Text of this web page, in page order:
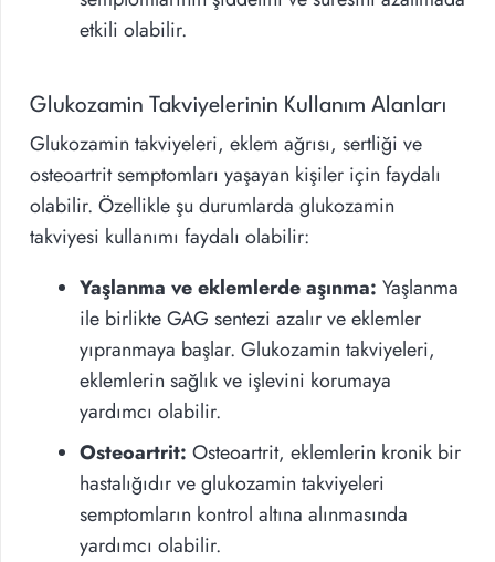
etkili olabilir.
Glukozamin Takviyelerinin Kullanım Alanları
Glukozamin takviyeleri, eklem ağrısı, sertliği ve
osteoartrit semptomları yaşayan kişiler için faydalı
olabilir. Özellikle şu durumlarda glukozamin
takviyesi kullanımı faydalı olabilir:
Yaşlanma ve eklemlerde aşınma: Yaşlanma
ile birlikte GAG sentezi azalır ve eklemler
yıpranmaya başlar. Glukozamin takviyeleri,
eklemlerin sağlık ve işlevini korumaya
yardımcı olabilir.
Osteoartrit: Osteoartrit, eklemlerin kronik bir
hastalığıdır ve glukozamin takviyeleri
semptomların kontrol altına alınmasında
yardımcı olabilir.